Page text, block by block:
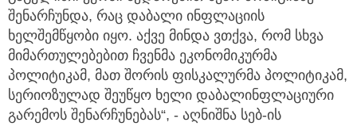
შენარჩუნდა, რაც დაბალი ინფლაციის
ხელშემწყობი იყო. აქვე მინდა ვთქვა, რომ სხვა
მიმართულებებით ჩვენმა ეკონომიკურმა
პოლიტიკამ, მათ შორის ფისკალურმა პოლიტიკამ,
სერიოზულად შეუწყო ხელი დაბალინფლაციური
გარემოს შენარჩუნებას“, - აღნიშნა სებ-ის